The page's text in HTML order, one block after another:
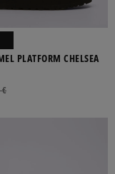
PLATFORM CHELSEA
€